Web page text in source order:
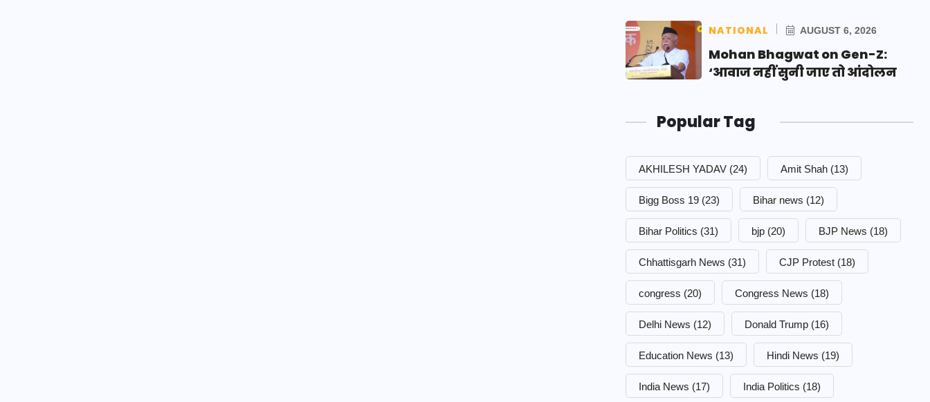
NATIONAL AUGUST 6, 2026
Mohan Bhagwat on Gen-Z:
‘आवाज नहीं सुनी जाए तो आंदोलन
Popular Tag
AKHILESH YADAV (24) Amit Shah (13)
Bigg Boss 19 (23) Bihar news (12)
Bihar Politics (31) bjp (20) BJP News (18)
Chhattisgarh News (31) CJP Protest (18)
congress (20) Congress News (18)
Delhi News (12) Donald Trump (16)
Education News (13) Hindi News (19)
India News (17) India Politics (18)